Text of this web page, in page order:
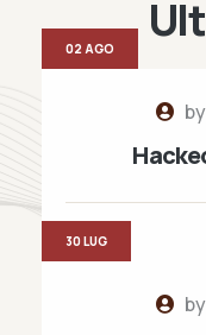
by
02 AGO
by
30 LUG